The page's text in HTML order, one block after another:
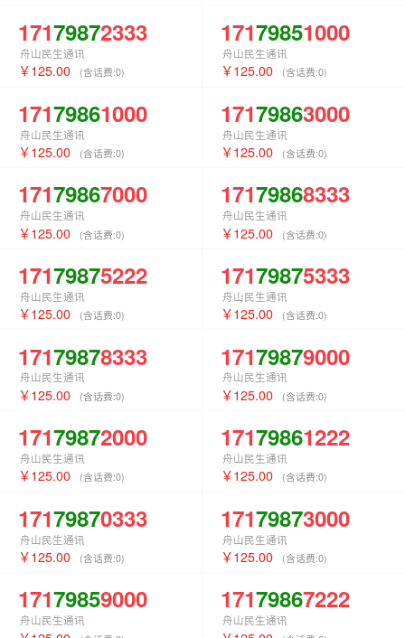
17179872333
舟山民生通讯
125.00 (含话费:0)
17179851000
舟山民生通讯
125.00 (含话费:0)
17179861000
舟山民生通讯
125.00 (含话费:0)
17179863000
舟山民生通讯
125.00 (含话费:0)
17179867000
舟山民生通讯
125.00 (含话费:0)
17179868333
舟山民生通讯
125.00 (含话费:0)
17179875222
舟山民生通讯
125.00 (含话费:0)
17179875333
舟山民生通讯
125.00 (含话费:0)
17179878333
舟山民生通讯
125.00 (含话费:0)
17179879000
舟山民生通讯
125.00 (含话费:0)
17179872000
舟山民生通讯
125.00 (含话费:0)
17179861222
舟山民生通讯
125.00 (含话费:0)
17179870333
舟山民生通讯
125.00 (含话费:0)
17179873000
舟山民生通讯
125.00 (含话费:0)
17179859000
舟山民生通讯
17179867222
舟山民生通讯